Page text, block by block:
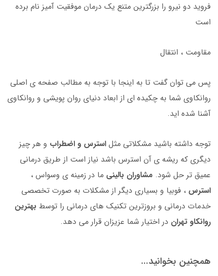
فروید دو نیرو را بزرگترین متنع یک درمان موفقیت آمیز نام برده
است
مقاومت ، انتقال
پس می توان گفت تا به اینجا با توجه به مطالب صفحه ی اصلی
روانکاوی شما به چکیده ای از ابعاد دنیای روان پویشی و روانکاوی
آشنا شده اید.
توجه داشته باشید مشکلاتی مثل استرس و اضطراب و هر چیز
دیگری که ریشه ی آن استرس باشد نیاز است از طریق درمانی
عمیق تر حل شود. مشاوران بالینی ما در زمینه ی وسواس ،
استرس ، فوبیا و بسیاری دیگر از مشکلات به صورت تخصصی
خدمات درمانی و بروزترین تکنیک های درمانی را توسط بهترین
روانکاو تهران در اختیار شما عزیزان قرار می دهد.
همچنین بخوانید...